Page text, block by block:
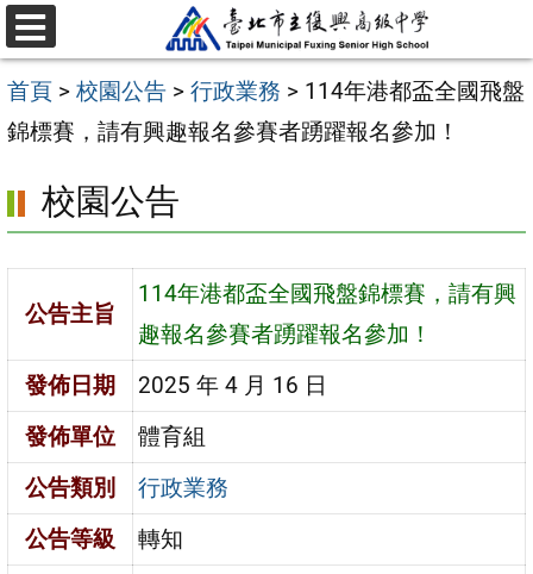
跳
至
主
要
容
區
選
單
首頁 > 校園公告 > 行政業務 > 114年港都盃全國飛盤
錦標賽，請有興趣報名參賽者踴躍報名參加！
校園公告
公告主旨
114年港都盃全國飛盤錦標賽，請有興
趣報名參賽者踴躍報名參加！
發佈日期
2025 年 4 月 16 日
發佈單位
體育組
公告類別
行政業務
公告等級
轉知